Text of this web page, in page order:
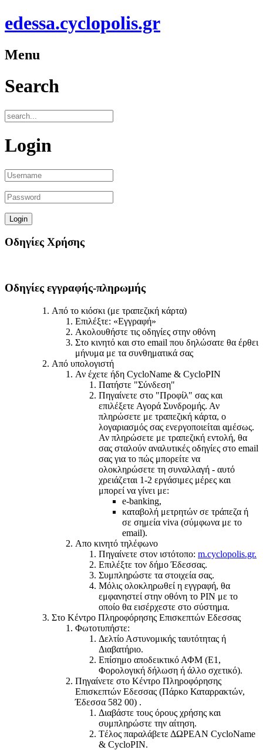
edessa.cyclopolis.gr
Menu
Search
Login
Οδηγίες Χρήσης
Οδηγίες εγγραφής-πληρωμής
Από το κιόσκι (με τραπεζική κάρτα)
Επιλέξτε: «Εγγραφή»
Ακολουθήστε τις οδηγίες στην οθόνη
Στο κινητό και στο email που δηλώσατε θα έρθει
μήνυμα με τα συνθηματικά σας
Από υπολογιστή
Αν έχετε ήδη CycloName & CycloPIN
Πατήστε "Σύνδεση"
Πηγαίνετε στο "Προφίλ" σας και
επιλέξετε Αγορά Συνδρομής. Αν
πληρώσετε με τραπεζική κάρτα, ο
λογαριασμός σας ενεργοποιείται αμέσως.
Αν πληρώσετε με τραπεζική εντολή, θα
σας σταλούν αναλυτικές οδηγίες στο email
σας για το πώς μπορείτε να
ολοκληρώσετε τη συναλλαγή - αυτό
χρειάζεται 1-2 εργάσιμες μέρες και
μπορεί να γίνει με:
e-banking,
καταβολή μετρητών σε τράπεζα ή
σε σημεία viva (σύμφωνα με το
email).
Απο κινητό τηλέφωνο
Πηγαίνετε στον ιστότοπο: m.cyclopolis.gr.
Επιλέξτε τον δήμο Έδεσσας.
Συμπληρώστε τα στοιχεία σας.
Μόλις ολοκληρωθεί η εγγραφή, θα
εμφανηστεί στην οθόνη το PIN με το
οποίο θα εισέρχεστε στο σύστημα.
Στο Κέντρο Πληροφόρησης Επισκεπτών Εδεσσας
Φωτοτυπήστε:
Δελτίο Αστυνομικής ταυτότητας ή
Διαβατήριο.
Επίσημο αποδεικτικό ΑΦΜ (E1,
Φορολογική δήλωση ή άλλο σχετικό).
Πηγαίνετε στο Κέντρο Πληροφόρησης
Επισκεπτών Εδεσσας (Πάρκο Καταρρακτών,
Έδεσσα 582 00) .
Διαβάστε τους όρους χρήσης και
συμπληρώστε την αίτηση.
Tέλος παραλάβετε ΔΩΡΕΑΝ CycloName
& CycloPIN.